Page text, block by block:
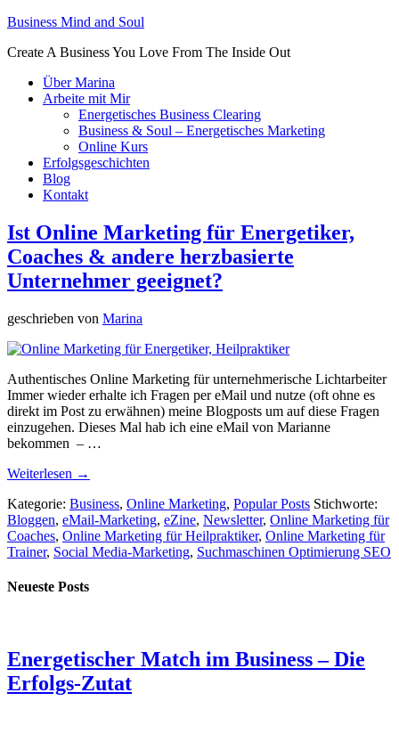
Business Mind and Soul
Create A Business You Love From The Inside Out
Über Marina
Arbeite mit Mir
Energetisches Business Clearing
Business & Soul – Energetisches Marketing
Online Kurs
Erfolgsgeschichten
Blog
Kontakt
Ist Online Marketing für Energetiker,
Coaches & andere herzbasierte
Unternehmer geeignet?
geschrieben von Marina
Authentisches Online Marketing für unternehmerische Lichtarbeiter
Immer wieder erhalte ich Fragen per eMail und nutze (oft ohne es
direkt im Post zu erwähnen) meine Blogposts um auf diese Fragen
einzugehen. Dieses Mal hab ich eine eMail von Marianne
bekommen – …
Weiterlesen →
Kategorie: Business, Online Marketing, Popular Posts Stichworte:
Bloggen, eMail-Marketing, eZine, Newsletter, Online Marketing für
Coaches, Online Marketing für Heilpraktiker, Online Marketing für
Trainer, Social Media-Marketing, Suchmaschinen Optimierung SEO
Neueste Posts
Energetischer Match im Business – Die
Erfolgs-Zutat